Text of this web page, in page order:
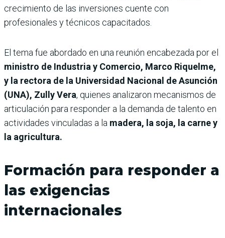
crecimiento de las inversiones cuente con
profesionales y técnicos capacitados.
El tema fue abordado en una reunión encabezada por el
ministro de Industria y Comercio, Marco Riquelme,
y la rectora de la Universidad Nacional de Asunción
(UNA), Zully Vera, quienes analizaron mecanismos de
articulación para responder a la demanda de talento en
actividades vinculadas a la madera, la soja, la carne y
la agricultura.
Formación para responder a
las exigencias
internacionales